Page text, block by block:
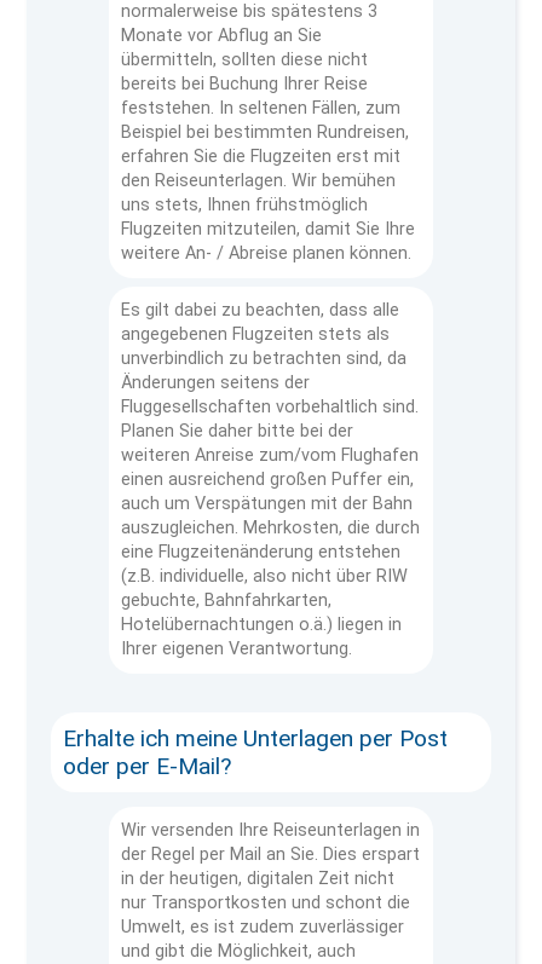
normalerweise bis spätestens 3
Monate vor Abflug an Sie
übermitteln, sollten diese nicht
bereits bei Buchung Ihrer Reise
feststehen. In seltenen Fällen, zum
Beispiel bei bestimmten Rundreisen,
erfahren Sie die Flugzeiten erst mit
den Reiseunterlagen. Wir bemühen
uns stets, Ihnen frühstmöglich
Flugzeiten mitzuteilen, damit Sie Ihre
weitere An- / Abreise planen können.
Es gilt dabei zu beachten, dass alle
angegebenen Flugzeiten stets als
unverbindlich zu betrachten sind, da
Änderungen seitens der
Fluggesellschaften vorbehaltlich sind.
Planen Sie daher bitte bei der
weiteren Anreise zum/vom Flughafen
einen ausreichend großen Puffer ein,
auch um Verspätungen mit der Bahn
auszugleichen. Mehrkosten, die durch
eine Flugzeitenänderung entstehen
(z.B. individuelle, also nicht über RIW
gebuchte, Bahnfahrkarten,
Hotelübernachtungen o.ä.) liegen in
Ihrer eigenen Verantwortung.
Erhalte ich meine Unterlagen per Post
oder per E-Mail?
Wir versenden Ihre Reiseunterlagen in
der Regel per Mail an Sie. Dies erspart
in der heutigen, digitalen Zeit nicht
nur Transportkosten und schont die
Umwelt, es ist zudem zuverlässiger
und gibt die Möglichkeit, auch